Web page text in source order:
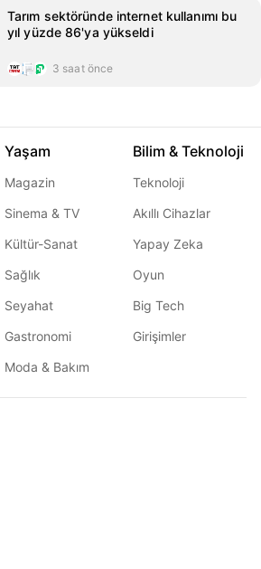
Tarım sektöründe internet kullanımı bu
yıl yüzde 86'ya yükseldi
3 saat önce
Yaşam
Magazin
Sinema & TV
Kültür-Sanat
Sağlık
Seyahat
Gastronomi
Moda & Bakım
Bilim & Teknoloji
Teknoloji
Akıllı Cihazlar
Yapay Zeka
Oyun
Big Tech
Girişimler